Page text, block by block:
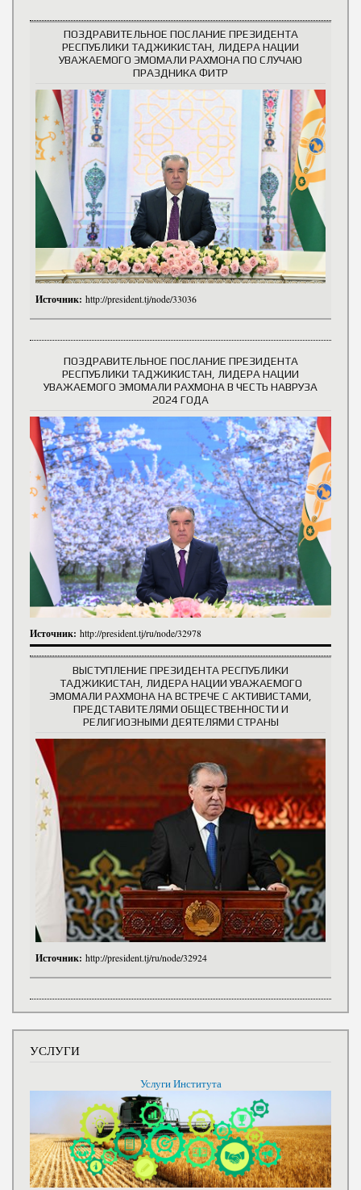
ПОЗДРАВИТЕЛЬНОЕ ПОСЛАНИЕ ПРЕЗИДЕНТА
РЕСПУБЛИКИ ТАДЖИКИСТАН, ЛИДЕРА НАЦИИ
УВАЖАЕМОГО ЭМОМАЛИ РАХМОНА ПО СЛУЧАЮ
ПРАЗДНИКА ФИТР
Источник: http://president.tj/node/33036
ПОЗДРАВИТЕЛЬНОЕ ПОСЛАНИЕ ПРЕЗИДЕНТА
РЕСПУБЛИКИ ТАДЖИКИСТАН, ЛИДЕРА НАЦИИ
УВАЖАЕМОГО ЭМОМАЛИ РАХМОНА В ЧЕСТЬ НАВРУЗА
2024 ГОДА
Источник: http://president.tj/ru/node/32978
ВЫСТУПЛЕНИЕ ПРЕЗИДЕНТА РЕСПУБЛИКИ
ТАДЖИКИСТАН, ЛИДЕРА НАЦИИ УВАЖАЕМОГО
ЭМОМАЛИ РАХМОНА НА ВСТРЕЧЕ С АКТИВИСТАМИ,
ПРЕДСТАВИТЕЛЯМИ ОБЩЕСТВЕННОСТИ И
РЕЛИГИОЗНЫМИ ДЕЯТЕЛЯМИ СТРАНЫ
Источник: http://president.tj/ru/node/32924
УСЛУГИ
Услуги Института